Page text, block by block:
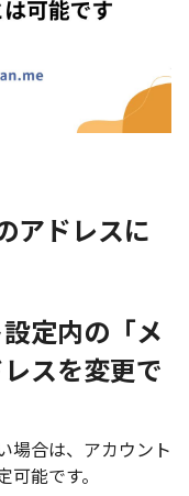
アドレスに
定内の「メ
スを変更で
場合は、アカウント
能です。